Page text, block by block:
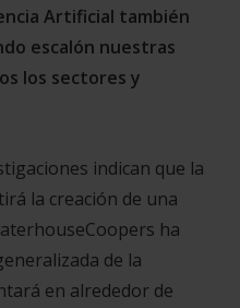
Artificial también
escalón nuestras
los sectores y
indican que la
la creación de una
ha
de la
en alrededor de